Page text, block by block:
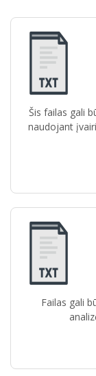
Šis failas gali
naudojant
Failas gali